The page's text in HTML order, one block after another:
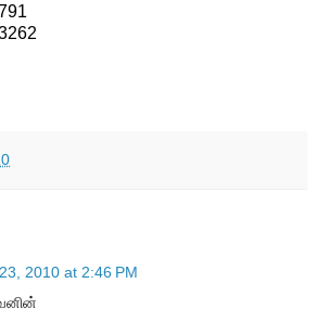
2010 at 2:46 PM